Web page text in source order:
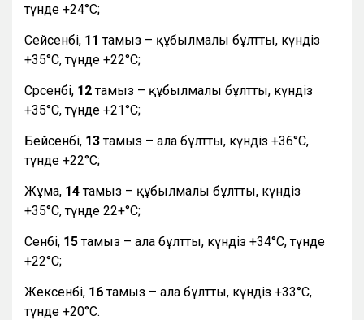
түнде +24°С;
Сейсенбі, 11тамыз – құбылмалы бұлтты, күндіз
+35°С, түнде +22°С;
Сәрсенбі, 12тамыз – құбылмалы бұлтты, күндіз
+35°С, түнде +21°С;
Бейсенбі, 13тамыз – ала бұлтты, күндіз +36°С,
түнде +22°С;
Жұма, 14тамыз – құбылмалы бұлтты, күндіз
+35°С, түнде 22+°С;
Сенбі, 15тамыз – ала бұлтты, күндіз +34°С, түнде
+22°С;
Жексенбі, 16тамыз – ала бұлтты, күндіз +33°С,
түнде +20°С.